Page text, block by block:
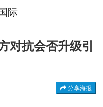
际
对抗会否升级引
分享海报